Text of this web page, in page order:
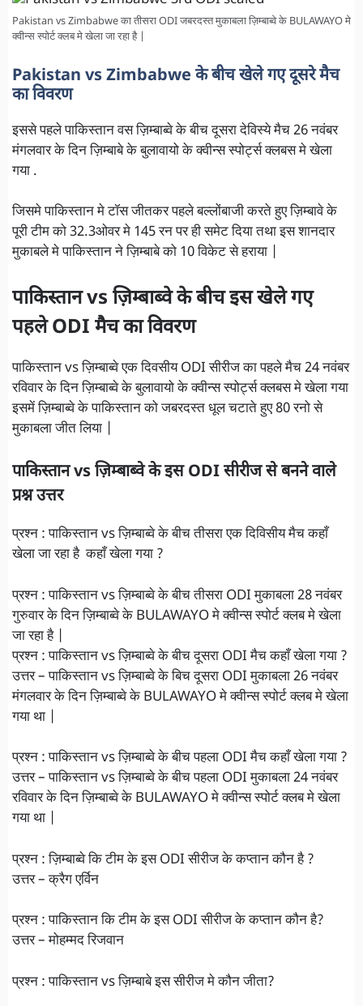
Pakistan vs Zimbabwe का तीसरा ODI जबरदस्त मुकाबला ज़िम्बाब्वे के BULAWAYO मे
क्वीन्स स्पोर्ट क्लब मे खेला जा रहा है |
Pakistan vs Zimbabwe के बीच खेले गए दूसरे मैच
का विवरण
इससे पहले पाकिस्तान वस ज़िम्बाब्वे के बीच दूसरा देविस्ये मैच 26 नवंबर
मंगलवार के दिन ज़िम्बाबे के बुलावायो के क्वीन्स स्पोर्ट्स क्लबस मे खेला
गया .
जिसमे पाकिस्तान मे टॉस जीतकर पहले बल्लोंबाजी करते हुए ज़िम्बावे के
पूरी टीम को 32.3ओवर मे 145 रन पर ही समेट दिया तथा इस शानदार
मुकाबले मे पाकिस्तान ने ज़िम्बाबे को 10 विकेट से हराया |
पाकिस्तान vs ज़िम्बाब्वे के बीच इस खेले गए
पहले ODI मैच का विवरण
पाकिस्तान vs ज़िम्बाब्वे एक दिवसीय ODI सीरीज का पहले मैच 24 नवंबर
रविवार के दिन ज़िम्बाब्वे के बुलावायो के क्वीन्स स्पोर्ट्स क्लबस मे खेला गया
इसमें ज़िम्बाब्वे के पाकिस्तान को जबरदस्त धूल चटाते हुए 80 रनो से
मुकाबला जीत लिया |
पाकिस्तान vs ज़िम्बाब्वे के इस ODI सीरीज से बनने वाले
प्रश्न उत्तर
प्रश्न : पाकिस्तान vs ज़िम्बाब्वे के बीच तीसरा एक दिविसीय मैच कहाँ
खेला जा रहा है कहाँ खेला गया ?
प्रश्न : पाकिस्तान vs ज़िम्बाब्वे के बीच तीसरा ODI मुकाबला 28 नवंबर
गुरुवार के दिन ज़िम्बाब्वे के BULAWAYO मे क्वीन्स स्पोर्ट क्लब मे खेला
जा रहा है |
प्रश्न : पाकिस्तान vs ज़िम्बाब्वे के बीच दूसरा ODI मैच कहाँ खेला गया ?
उत्तर – पाकिस्तान vs ज़िम्बाब्वे के बिच दूसरा ODI मुकाबला 26 नवंबर
मंगलवार के दिन ज़िम्बाब्वे के BULAWAYO मे क्वीन्स स्पोर्ट क्लब मे खेला
गया था |
प्रश्न : पाकिस्तान vs ज़िम्बाब्वे के बीच पहला ODI मैच कहाँ खेला गया ?
उत्तर – पाकिस्तान vs ज़िम्बाब्वे के बीच पहला ODI मुकाबला 24 नवंबर
रविवार के दिन ज़िम्बाब्वे के BULAWAYO मे क्वीन्स स्पोर्ट क्लब मे खेला
गया था |
प्रश्न : ज़िम्बाब्वे कि टीम के इस ODI सीरीज के कप्तान कौन है ?
उत्तर – क्रैग एर्विन
प्रश्न : पाकिस्तान कि टीम के इस ODI सीरीज के कप्तान कौन है?
उत्तर – मोहम्मद रिजवान
प्रश्न : पाकिस्तान vs ज़िम्बाबे इस सीरीज मे कौन जीता?